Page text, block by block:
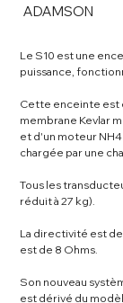
SKU
ADAMSON
ADAMSON
Le S10 est une
puissance,
Cette enceinte est
membrane Kevlar
et d'un moteur
chargée par une
Tous les
réduit à 27 kg).
La directivité est de
est de 8 Ohms.
Son nouveau
est dérivé du